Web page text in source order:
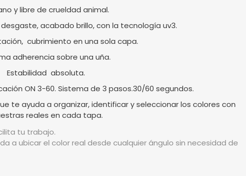
y libre de crueldad animal.
acabado brillo, con la tecnología uv3.
cubrimiento en una sola capa.
adherencia sobre una uña.
Estabilidad absoluta.
ON 3-60. Sistema de 3 pasos.30/60 segundos.
te ayuda a organizar, identificar y seleccionar los colores con
reales en cada tapa.
tu trabajo.
a ubicar el color real desde cualquier ángulo sin necesidad de